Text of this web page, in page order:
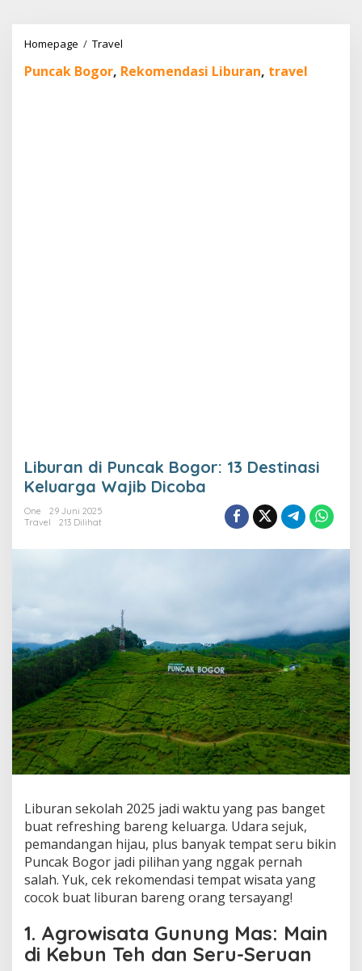
Homepage / Travel
Puncak
Puncak Bogor, Rekomendasi Liburan, travel
Liburan di Puncak Bogor: 13 Destinasi
Keluarga Wajib Dicoba
One
29 Juni 2025
Travel
213 Dilihat
Liburan sekolah 2025 jadi waktu yang pas banget
buat refreshing bareng keluarga. Udara sejuk,
pemandangan hijau, plus banyak tempat seru bikin
Puncak Bogor jadi pilihan yang nggak pernah
salah. Yuk, cek rekomendasi tempat wisata yang
cocok buat liburan bareng orang tersayang!
1. Agrowisata Gunung Mas: Main
di Kebun Teh dan Seru-Seruan